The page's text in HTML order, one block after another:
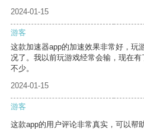
2024-01-15
游客
这款加速器app的加速效果非常好，玩
况了。我以前玩游戏经常会输，现在
不少。
2024-01-15
游客
这款app的用户评论非常真实，可以帮